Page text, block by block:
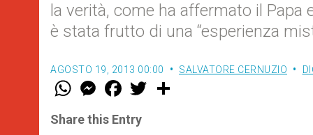
la verità, come ha affermato il
è stata frutto di una “esperienza
AGOSTO 19, 2013 00:00 SALVATORE CERNUZIO
W
t
s
M
e
s
e
F
a
e
b
w
Share this Entry